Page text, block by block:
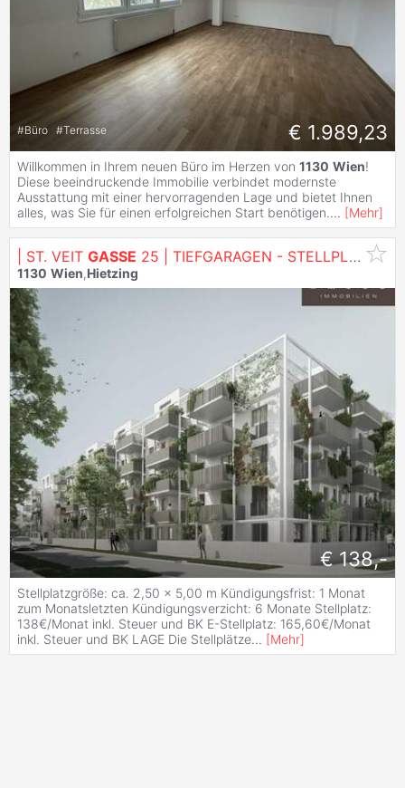
#Büro #Terrasse € 1.989,23
Willkommen in Ihrem neuen Büro im Herzen von 1130 Wien!
Diese beeindruckende Immobilie verbindet modernste
Ausstattung mit einer hervorragenden Lage und bietet Ihnen
alles, was Sie für einen erfolgreichen Start benötigen.... [Mehr]
| ST. VEIT GASSE 25 | TIEFGARAGEN - STELLPLÄTZE | AB SOFORT VERFÜGBAR | E-STELLPLATZ VERFÜGBAR
1130 Wien,Hietzing
€ 138,-
Stellplatzgröße: ca. 2,50 × 5,00 m Kündigungsfrist: 1 Monat
zum Monatsletzten Kündigungsverzicht: 6 Monate Stellplatz:
138€/Monat inkl. Steuer und BK E-Stellplatz: 165,60€/Monat
inkl. Steuer und BK LAGE Die Stellplätze... [Mehr]